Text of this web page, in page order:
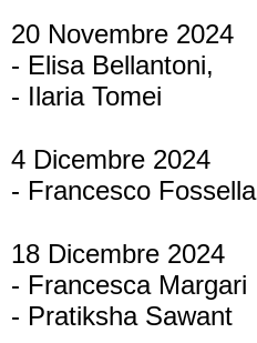
20 Novembre 2024
- Elisa Bellantoni,
- Ilaria Tomei
4 Dicembre 2024
- Francesco Fossella
18 Dicembre 2024
- Francesca Margari
- Pratiksha Sawant